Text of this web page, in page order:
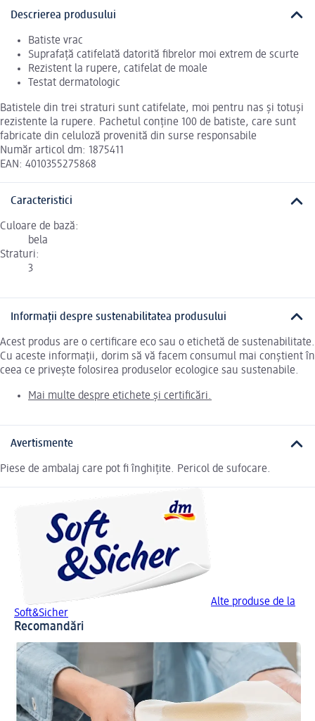
Descrierea produsului
Batiste vrac
Suprafață catifelată datorită fibrelor moi extrem de scurte
Rezistent la rupere, catifelat de moale
Testat dermatologic
Batistele din trei straturi sunt catifelate, moi pentru nas și totuși
rezistente la rupere. Pachetul conține 100 de batiste, care sunt
fabricate din celuloză provenită din surse responsabile
Număr articol dm: 1875411
EAN: 4010355275868
Caracteristici
Culoare de bază:
bela
Straturi:
3
Informații despre sustenabilitatea produsului
Acest produs are o certificare eco sau o etichetă de sustenabilitate.
Cu aceste informații, dorim să vă facem consumul mai conștient în
ceea ce privește folosirea produselor ecologice sau sustenabile.
Mai multe despre etichete și certificări.
Avertismente
Piese de ambalaj care pot fi înghițite. Pericol de sufocare.
Alte produse de la
Soft&Sicher
Recomandări